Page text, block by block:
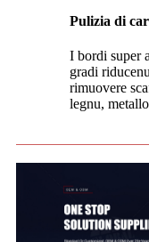
Pulizia di
I bordi super
gradi
rimuovere
legnu,